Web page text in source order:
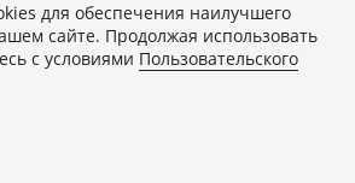
для обеспечения наилучшего
сайте. Продолжая использовать
с условиями Пользовательского